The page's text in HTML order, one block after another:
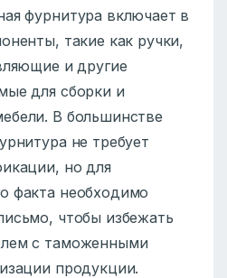
фурнитура включает в
такие как ручки,
и другие
для сборки и
В большинстве
не требует
но для
факта необходимо
чтобы избежать
с таможенными
продукции.